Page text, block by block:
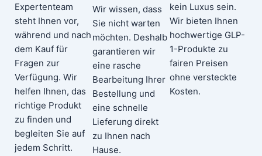
Expertenteam
steht Ihnen vor,
während und nach
dem Kauf für
Fragen zur
Verfügung. Wir
helfen Ihnen, das
richtige Produkt
zu finden und
begleiten Sie auf
jedem Schritt.
Wir wissen, dass
Sie nicht warten
möchten. Deshalb
garantieren wir
eine rasche
Bearbeitung Ihrer
Bestellung und
eine schnelle
Lieferung direkt
zu Ihnen nach
Hause.
kein Luxus sein.
Wir bieten Ihnen
hochwertige GLP-
1-Produkte zu
fairen Preisen
ohne versteckte
Kosten.